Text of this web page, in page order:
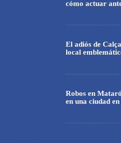
cómo actuar
El adiós de
local
Robos en
en una ciudad